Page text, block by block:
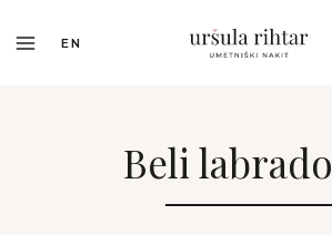
EN
Beli